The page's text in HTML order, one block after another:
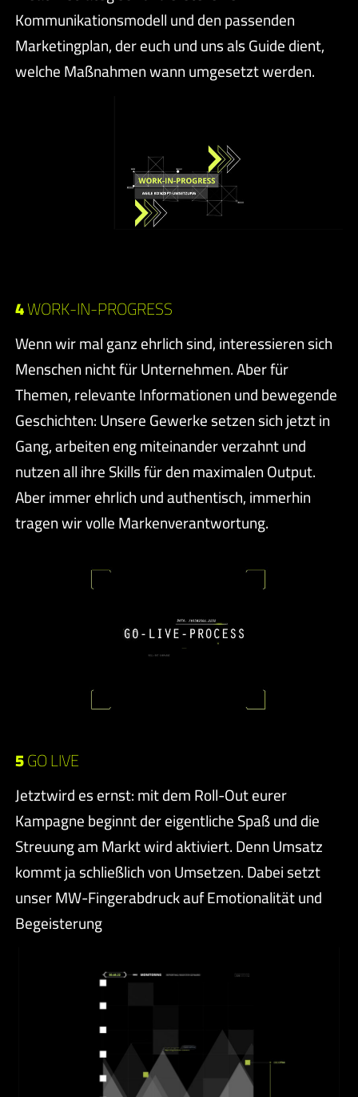
Kommunikationsmodell und den passenden
Marketingplan, der euch und uns als Guide dient,
welche Maßnahmen wann umgesetzt werden.
4WORK-IN-PROGRESS
Wenn wir mal ganz ehrlich sind, interessieren sich
Menschen nicht für Unternehmen. Aber für
Themen, relevante Informationen und bewegende
Geschichten: Unsere Gewerke setzen sich jetzt in
Gang, arbeiten eng miteinander verzahnt und
nutzen all ihre Skills für den maximalen Output.
Aber immer ehrlich und authentisch, immerhin
tragen wir volle Markenverantwortung.
5GO LIVE
Jetztwird es ernst: mit dem Roll-Out eurer
Kampagne beginnt der eigentliche Spaß und die
Streuung am Markt wird aktiviert. Denn Umsatz
kommt ja schließlich von Umsetzen. Dabei setzt
unser MW-Fingerabdruck auf Emotionalität und
Begeisterung